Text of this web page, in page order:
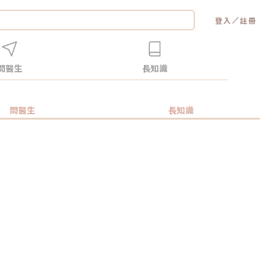
登入 ／註冊
醫生 長知識
問醫生 長知識